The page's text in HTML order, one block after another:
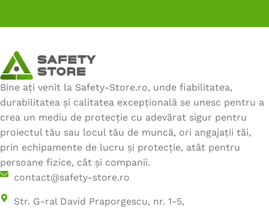
Bine ați venit la Safety-Store.ro, unde fiabilitatea,
durabilitatea și calitatea excepțională se unesc pentru a
crea un mediu de protecție cu adevărat sigur pentru
proiectul tău sau locul tău de muncă, ori angajații tăi,
prin echipamente de lucru și protecție, atât pentru
persoane fizice, cât și companii.
contact@safety-store.ro
Str. G-ral David Praporgescu, nr. 1-5,